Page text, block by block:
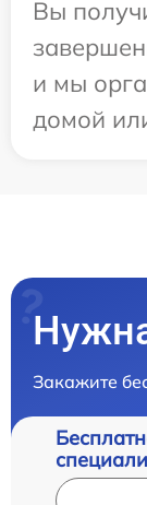
Вы
и мы
домой
Закажите